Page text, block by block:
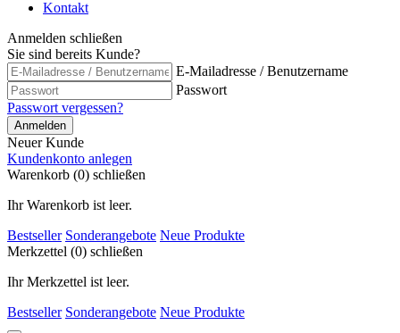
Kontakt
Anmelden schließen
Sie sind bereits Kunde?
E-Mailadresse / Benutzername
Passwort
Passwort vergessen?
Anmelden
Neuer Kunde
Kundenkonto anlegen
Warenkorb (0) schließen
Ihr Warenkorb ist leer.
Bestseller Sonderangebote Neue Produkte
Merkzettel (0) schließen
Ihr Merkzettel ist leer.
Bestseller Sonderangebote Neue Produkte